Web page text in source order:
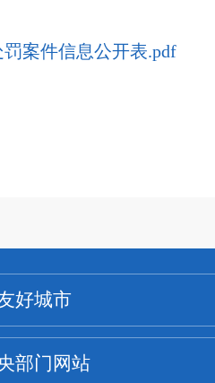
案件信息公开表.pdf
好城市
部门网站